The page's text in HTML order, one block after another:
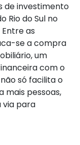
de investimento
Rio do Sul no
as
se a compra
um
com o
só facilita o
mais pessoas,
via para